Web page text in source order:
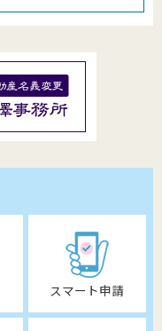
スマート申請